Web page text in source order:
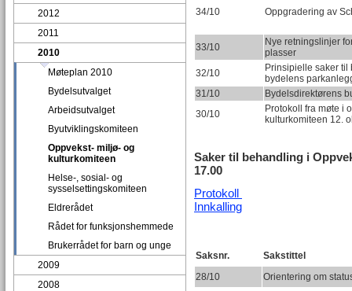
2012
2011
2010
Møteplan 2010
Bydelsutvalget
Arbeidsutvalget
Byutviklingskomiteen
Oppvekst- miljø- og
kulturkomiteen
Helse-, sosial- og
sysselsettingskomiteen
Eldrerådet
Rådet for funksjonshemmede
Brukerrådet for barn og unge
2009
2008
34/10 Oppgradering av
33/10
Nye retningslinjer
plasser
32/10
Prinsipielle saker til
bydelens
31/10
Bydelsdirektørens
30/10
Protokoll fra møte i
kulturkomiteen 12.
Saker til behandling i
17.00
Protokoll
Innkalling
Saksnr.
Sakstittel
28/10
Orientering om